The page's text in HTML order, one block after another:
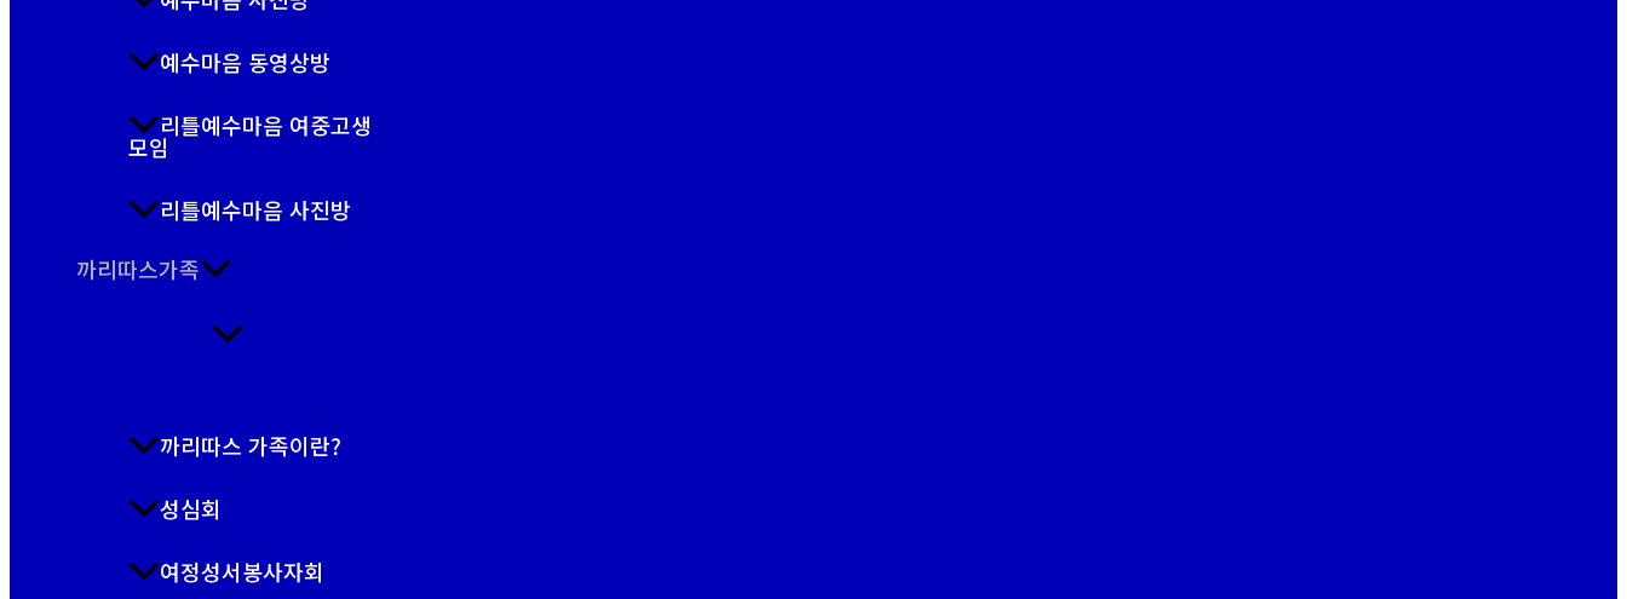
예수마음 동영상방
리틀예수마음 여중고생
모임
리틀예수마음 사진방
까리따스가족
까리따스 가족이란?
성심회
여정성서봉사자회